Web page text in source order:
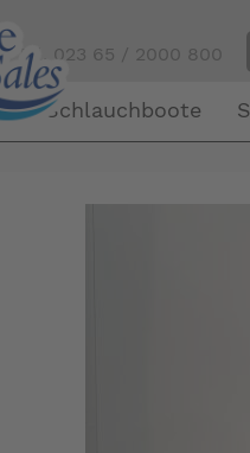
Tel. 023 65 / 2000 800
Schlauchboote